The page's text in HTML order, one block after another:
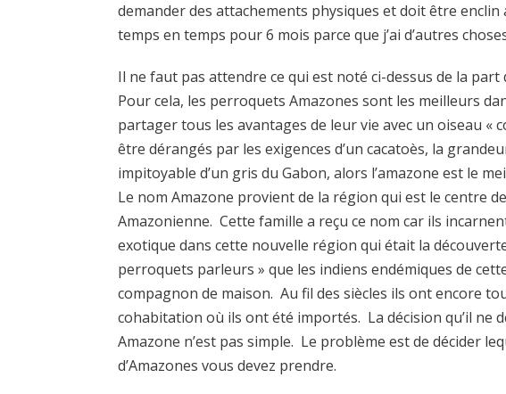
demander des attachements physiques et doit être enclin
temps en temps pour 6 mois parce que j’ai d’autres
Il ne faut pas attendre ce qui est noté ci-dessus de la part
Pour cela, les perroquets Amazones sont les meilleurs
partager tous les avantages de leur vie avec un oiseau «
être dérangés par les exigences d’un cacatoès, la
impitoyable d’un gris du Gabon, alors l’amazone est le
Le nom Amazone provient de la région qui est le centre
Amazonienne. Cette famille a reçu ce nom car ils
exotique dans cette nouvelle région qui était la
perroquets parleurs » que les indiens endémiques de
compagnon de maison. Au fil des siècles ils ont encore
cohabitation où ils ont été importés. La décision qu’il ne
Amazone n’est pas simple. Le problème est de décider
d’Amazones vous devez prendre.